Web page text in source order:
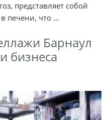
представляет собой
печени, что ...
Барнаул
бизнеса